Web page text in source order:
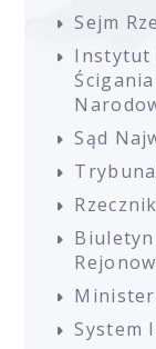
Sejm
Instytut
Sąd
System